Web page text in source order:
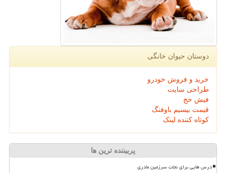
دوستان حیوان خانگی
خرید و فروش خودرو
طراحی سایت
فیش حج
قیمت بیسیم باوفنگ
کوتاه کننده لینک
پربیننده ترین ها
درس هایی برای نجات سرزمین مادری